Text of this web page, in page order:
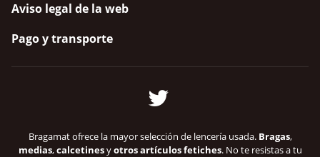
Aviso legal de la web
Pago y transporte
Bragamat ofrece la mayor selección de lencería usada. Bragas,
medias,calcetinesyotros artículos fetiches. No te resistas a tu